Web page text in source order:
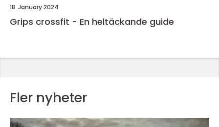
18. January 2024
Grips crossfit - En heltäckande guide
Fler nyheter